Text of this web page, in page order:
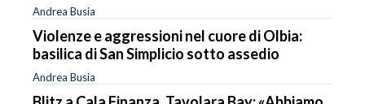
Andrea Busia
Violenze e aggressioni nel cuore di Olbia:
basilica di San Simplicio sotto assedio
Andrea Busia